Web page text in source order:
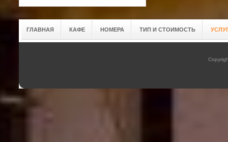
ГЛАВНАЯ КАФЕ НОМЕРА ТИП И СТОИМОСТЬ